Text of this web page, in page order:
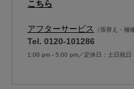
こちら
アフターサービス （張替え・補
Tel. 0120-101286
1:00 pm - 5:00 pm／定休日：土日祝日